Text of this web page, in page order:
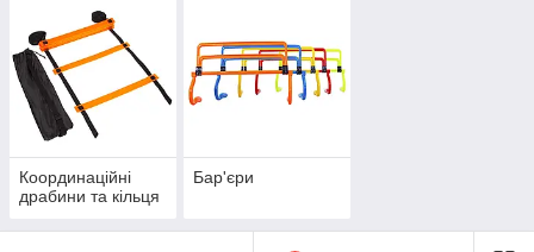
Координаційні
драбини та кільця
Бар'єри